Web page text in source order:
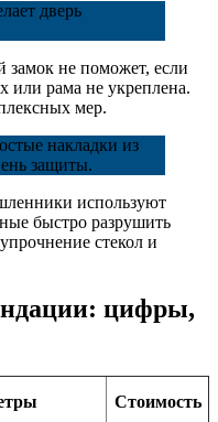
дверь
замок не поможет, если
или рама не укреплена.
мер.
накладки из
защиты.
используют
быстро разрушить
стекол и
цифры,
Стоимость